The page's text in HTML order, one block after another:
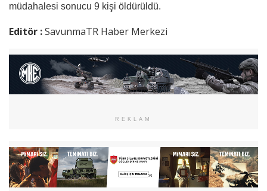
müdahalesi sonucu 9 kişi öldürüldü.
Editör :SavunmaTR Haber Merkezi
REKLAM